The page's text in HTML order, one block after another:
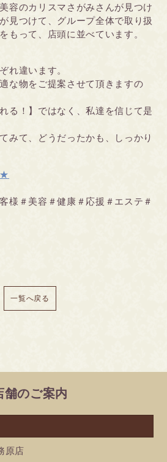
容のカリスマさがみさんが見つけ
見つけて、グループ全体で取り扱
もって、店頭に並べています。
れ違います。
な物をご提案させて頂きますの
る！】ではなく、私達を信じて是
みて、どうだったかも、しっかり
★
様＃美容＃健康＃応援＃エステ＃
一覧へ戻る
舗のご案内
原店